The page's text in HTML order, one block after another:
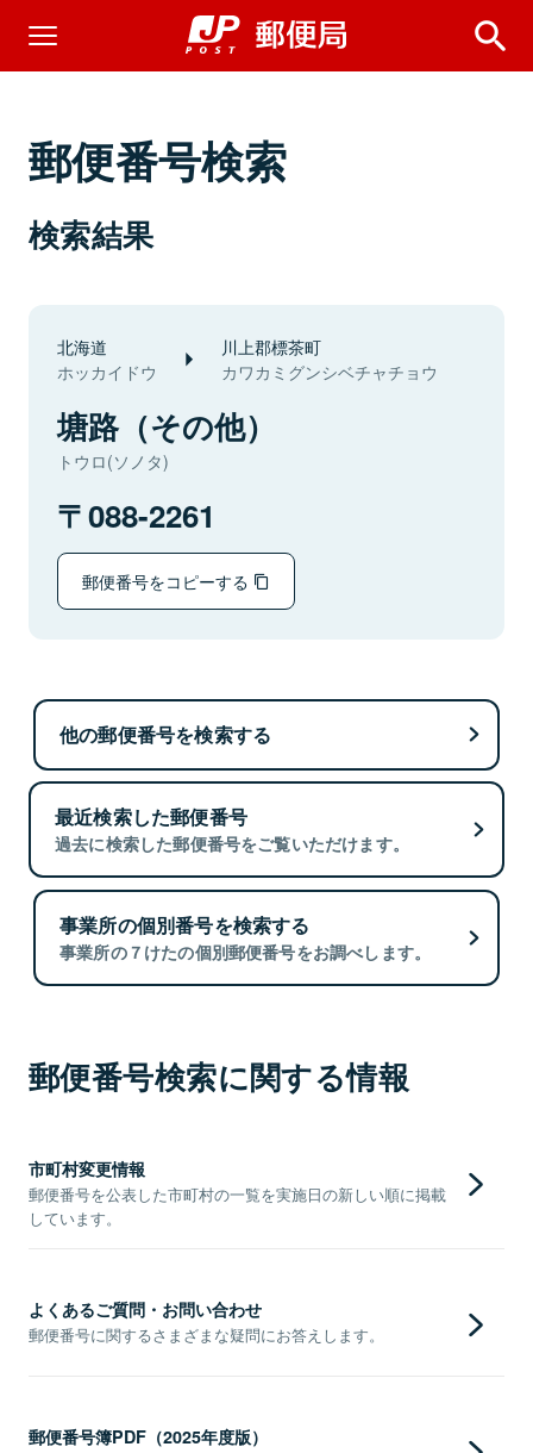
郵便番号検索
検索結果
北海道
ホッカイドウ
川上郡標茶町
カワカミグンシベチャチョウ
塘路（その他）
トウロ(ソノタ)
088-2261
郵便番号をコピーする
他の郵便番号を検索する
最近検索した郵便番号
過去に検索した郵便番号をご覧いただけます。
事業所の個別番号を検索する
事業所の７けたの個別郵便番号をお調べします。
郵便番号検索に関する情報
市町村変更情報
郵便番号を公表した市町村の一覧を実施日の新しい順に掲載
しています。
よくあるご質問・お問い合わせ
郵便番号に関するさまざまな疑問にお答えします。
郵便番号簿PDF（2025年度版）